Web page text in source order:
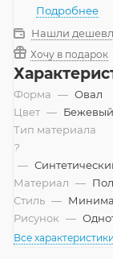
Подробнее
Нашли
Хочу в подарок
Форма — Овал
Цвет — Бежевый
Тип материала
?
—
Материал —
Стиль —
Рисунок —
Все характеристики